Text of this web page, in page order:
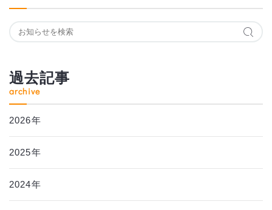
過去記事
archive
2026年
2025年
2024年